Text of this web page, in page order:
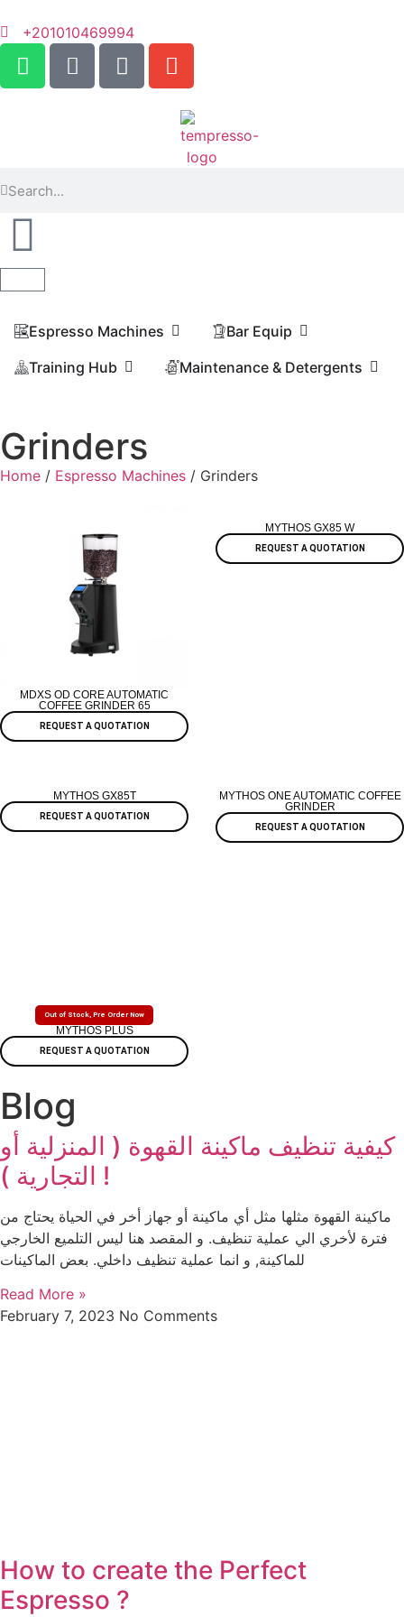
+201010469994
Espresso Machines​
Bar Equip
Training Hub
Maintenance & Detergents
Grinders
Home / Espresso Machines / Grinders
MDXS OD CORE AUTOMATIC
COFFEE GRINDER 65
REQUEST A QUOTATION
MYTHOS GX85 W
REQUEST A QUOTATION
MYTHOS GX85T
REQUEST A QUOTATION
MYTHOS ONE AUTOMATIC COFFEE
GRINDER
REQUEST A QUOTATION
Out of Stock, Pre Order Now
MYTHOS PLUS
REQUEST A QUOTATION
Blog
كيفية تنظيف ماكينة القهوة ( المنزلية أو
التجارية ) !
ماكينة القهوة مثلها مثل أي ماكينة أو جهاز أخر في الحياة يحتاج من
فترة لأخري الي عملية تنظيف. و المقصد هنا ليس التلميع الخارجي
للماكينة, و انما عملية تنظيف داخلي. بعض الماكينات
Read More »
February 7, 2023 No Comments
How to create the Perfect
Espresso ?